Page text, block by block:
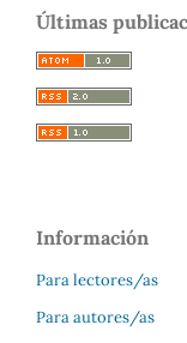
Últimas
Información
Para lectores/as
Para autores/as